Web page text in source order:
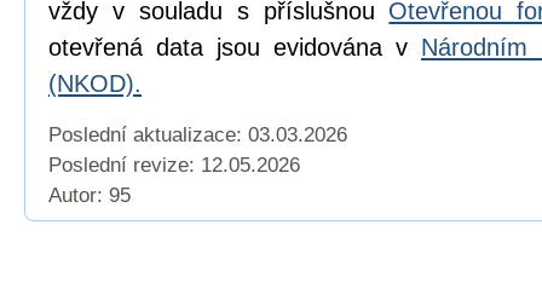
vždy v souladu s příslušnou Otevřenou
otevřená data jsou evidována v Národním
(NKOD).
Poslední aktualizace: 03.03.2026
Poslední revize: 12.05.2026
Autor: 95